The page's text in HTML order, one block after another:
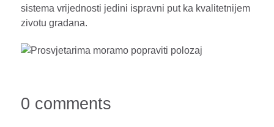
sistema vrijednosti jedini ispravni put ka kvalitetnijem
zivotu gradana.
0 comments